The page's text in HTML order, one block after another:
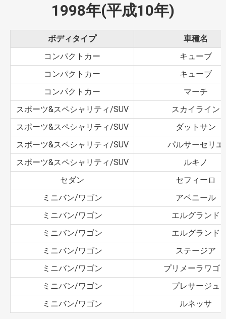
1998年(平成10年)
ボディタイプ
車種名
コンパクトカー
キューブ
コンパクトカー
キューブ
コンパクトカー
マーチ
スポーツ&スペシャリティ/SUV
スカイライン
スポーツ&スペシャリティ/SUV
ダットサン
スポーツ&スペシャリティ/SUV
パルサーセリエ
スポーツ&スペシャリティ/SUV
ルキノ
セダン
セフィーロ
ミニバン/ワゴン
アベニール
ミニバン/ワゴン
エルグランド
ミニバン/ワゴン
エルグランド
ミニバン/ワゴン
ステージア
ミニバン/ワゴン
プリメーラワゴ
ミニバン/ワゴン
プレサージュ
ミニバン/ワゴン
ルネッサ